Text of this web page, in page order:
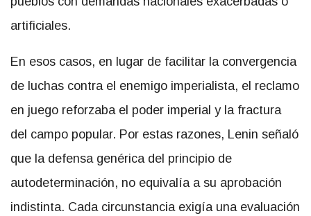
artificiales.
En esos casos, en lugar de facilitar la convergencia
de luchas contra el enemigo imperialista, el reclamo
en juego reforzaba el poder imperial y la fractura
del campo popular. Por estas razones, Lenin señaló
que la defensa genérica del principio de
autodeterminación, no equivalía a su aprobación
indistinta. Cada circunstancia exigía una evaluación